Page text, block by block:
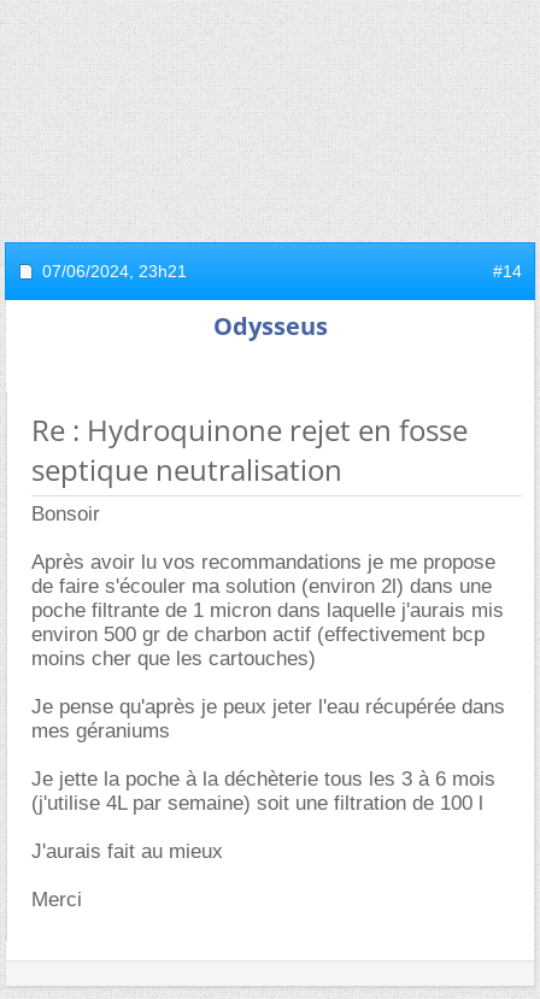
07/06/2024, 23h21 #14
Odysseus
Re : Hydroquinone rejet en fosse
septique neutralisation
Bonsoir
Après avoir lu vos recommandations je me propose
de faire s'écouler ma solution (environ 2l) dans une
poche filtrante de 1 micron dans laquelle j'aurais mis
environ 500 gr de charbon actif (effectivement bcp
moins cher que les cartouches)
Je pense qu'après je peux jeter l'eau récupérée dans
mes géraniums
Je jette la poche à la déchèterie tous les 3 à 6 mois
(j'utilise 4L par semaine) soit une filtration de 100 l
J'aurais fait au mieux
Merci